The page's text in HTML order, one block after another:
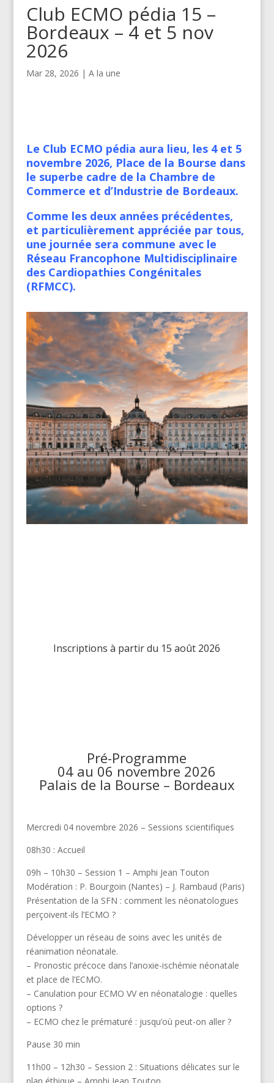
Club ECMO pédia 15 –
Bordeaux – 4 et 5 nov
2026
Mar 28, 2026 | A la une
Le Club ECMO pédia aura lieu, les 4 et 5
novembre 2026, Place de la Bourse dans
le superbe cadre de la Chambre de
Commerce et d’Industrie de Bordeaux.
Comme les deux années précédentes,
et particulièrement appréciée par tous,
une journée sera commune avec le
Réseau Francophone Multidisciplinaire
des Cardiopathies Congénitales
(RFMCC).
Inscriptions à partir du 15 août 2026
Pré-Programme
04 au 06 novembre 2026
Palais de la Bourse – Bordeaux
Mercredi 04 novembre 2026 – Sessions scientifiques
08h30 : Accueil
09h – 10h30 – Session 1 – Amphi Jean Touton
Modération : P. Bourgoin (Nantes) – J. Rambaud (Paris)
Présentation de la SFN : comment les néonatologues
perçoivent-ils l’ECMO ?
Développer un réseau de soins avec les unités de
réanimation néonatale.
– Pronostic précoce dans l’anoxie-ischémie néonatale
et place de l’ECMO.
– Canulation pour ECMO VV en néonatalogie : quelles
options ?
– ECMO chez le prématuré : jusqu’où peut-on aller ?
Pause 30 min
11h00 – 12h30 – Session 2 : Situations délicates sur le